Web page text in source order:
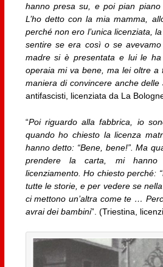
hanno presa su, e poi pian piano
L’ho detto con la mia mamma,
perché non ero l’unica licenziata,
sentire se era così o se
madre si è presentata e lui le
operaia mi va bene, ma lei oltre a
maniera di convincere anche delle
antifascisti, licenziata da La
“Poi riguardo alla fabbrica, io
quando ho chiesto la licenza
hanno detto: “Bene, bene!”. Ma
prendere la carta, mi
licenziamento. Ho chiesto perché:
tutte le storie, e per vedere se
ci mettono un’altra come te …
avrai dei bambini”. (Triestina,